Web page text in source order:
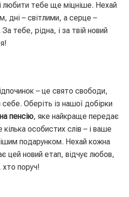
любити тебе ще міцніше. Нехай
дні – світлими, а серце –
тебе, рідна, і за твій новий
– це свято свободи,
себе. Оберіть із нашої добірки
пенсію, яке найкраще передає
особистих слів – і ваше
подарунком. Нехай кожна
цей новий етап, відчує любов,
хто поруч!